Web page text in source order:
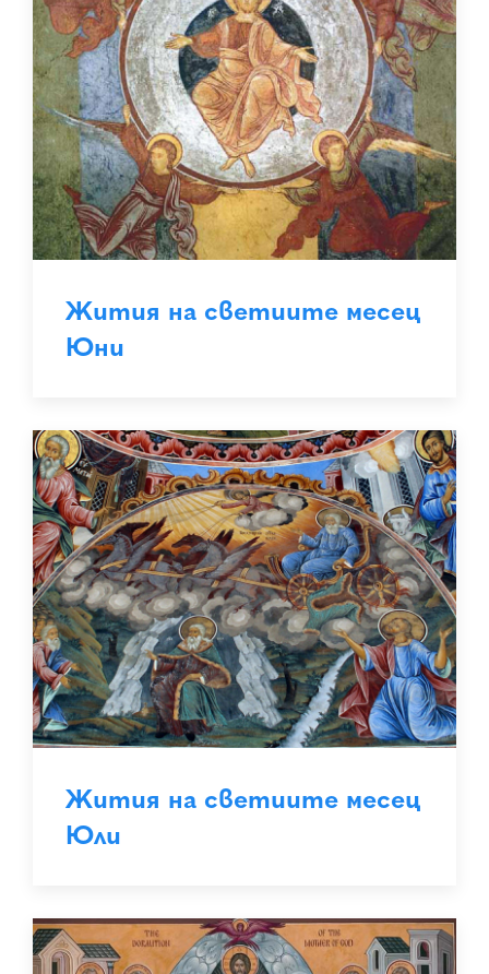
Жития на светиите месец
Юни
Жития на светиите месец
Юли